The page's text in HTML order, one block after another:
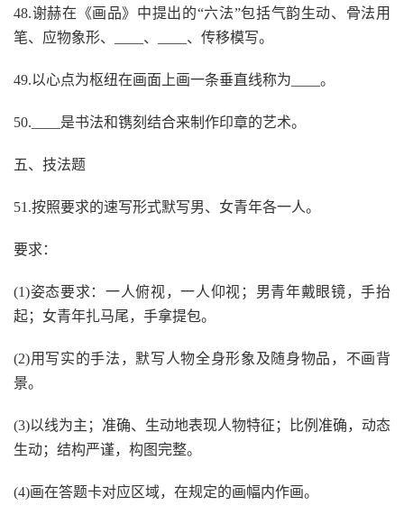
48.谢赫在《画品》中提出的“六法”包括气韵生动、骨法用
笔、应物象形、____、____、传移模写。
49.以心点为枢纽在画面上画一条垂直线称为____。
50.____是书法和镌刻结合来制作印章的艺术。
五、技法题
51.按照要求的速写形式默写男、女青年各一人。
要求：
(1)姿态要求：一人俯视，一人仰视；男青年戴眼镜，手抬
起；女青年扎马尾，手拿提包。
(2)用写实的手法，默写人物全身形象及随身物品，不画背
景。
(3)以线为主；准确、生动地表现人物特征；比例准确，动态
生动；结构严谨，构图完整。
(4)画在答题卡对应区域，在规定的画幅内作画。